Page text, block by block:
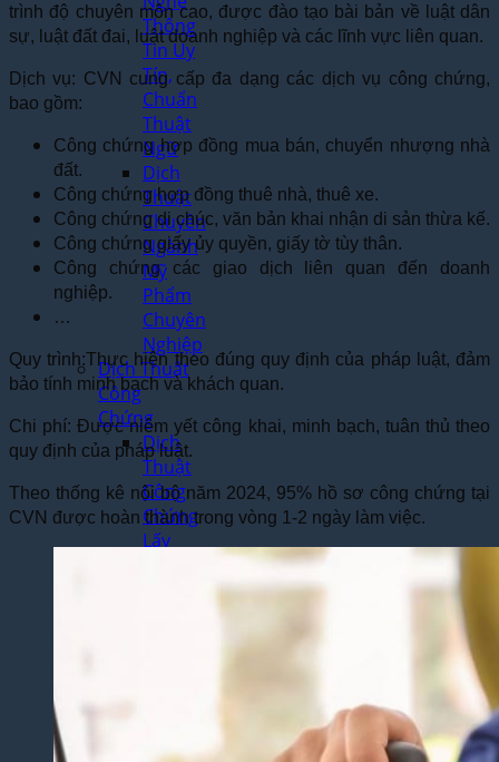
Thông
Tin Uy
Tín,
Chuẩn
Thuật
Ngữ
Dịch
Thuật
Chuyên
Ngành
Mỹ
Phẩm
Chuyên
Nghiệp
Dịch Thuật
Công
Chứng
Dịch
Thuật
Công
Chứng
Lấy
trình độ chuyên môn cao, được đào tạo bài bản về luật dân
sự, luật đất đai, luật doanh nghiệp và các lĩnh vực liên quan.
Dịch vụ: CVN cung cấp đa dạng các dịch vụ công chứng,
bao gồm:
Công chứng hợp đồng mua bán, chuyển nhượng nhà
đất.
Công chứng hợp đồng thuê nhà, thuê xe.
Công chứng di chúc, văn bản khai nhận di sản thừa kế.
Công chứng giấy ủy quyền, giấy tờ tùy thân.
Công chứng các giao dịch liên quan đến doanh
nghiệp.
…
Quy trình:Thực hiện theo đúng quy định của pháp luật, đảm
bảo tính minh bạch và khách quan.
Chi phí: Được niêm yết công khai, minh bạch, tuân thủ theo
quy định của pháp luật.
Theo thống kê nội bộ năm 2024, 95% hồ sơ công chứng tại
CVN được hoàn thành trong vòng 1-2 ngày làm việc.